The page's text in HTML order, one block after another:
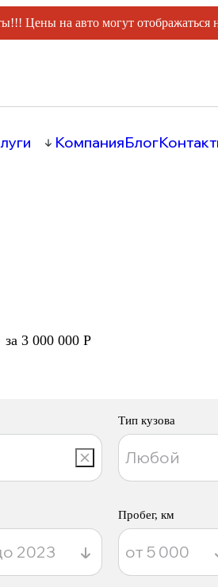
Цены на авто могут отображаться
КомпанияБлог
за 3 000 000 Р
Тип кузова
Пробег, км